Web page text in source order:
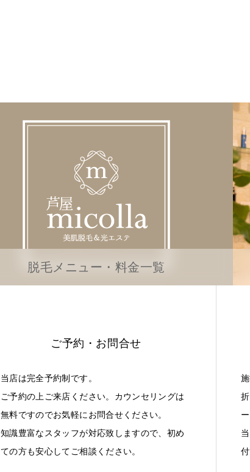
脱毛メニュー・料金一覧
ご予約・お問合せ
当店は完全予約制です。
ご予約の上ご来店ください。カウンセリングは
無料ですのでお気軽にお問合せください。
知識豊富なスタッフが対応致しますので、初め
ての方も安心してご相談ください。